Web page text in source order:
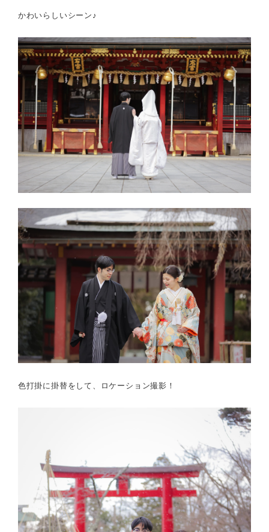
かわいらしいシーン♪
色打掛に掛替をして、ロケーション撮影！